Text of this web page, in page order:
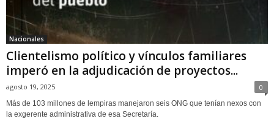
Nacionales
Clientelismo político y vínculos familiares
imperó en la adjudicación de proyectos...
agosto 19, 2025 0
Más de 103 millones de lempiras manejaron seis ONG que tenían nexos con
la exgerente administrativa de esa Secretaría.